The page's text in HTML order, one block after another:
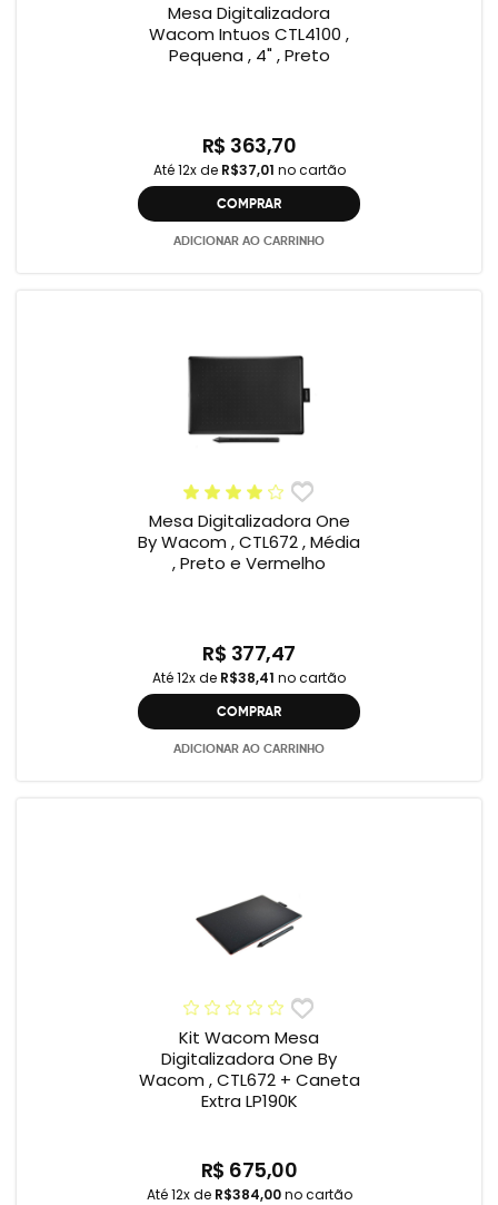
Mesa Digitalizadora
Wacom Intuos CTL4100 ,
Pequena , 4" , Preto
R$ 363,70
Até 12x de R$37,01 no cartão
COMPRAR
ADICIONAR AO CARRINHO
Mesa Digitalizadora One
By Wacom , CTL672 , Média
, Preto e Vermelho
R$ 377,47
Até 12x de R$38,41 no cartão
COMPRAR
ADICIONAR AO CARRINHO
Kit Wacom Mesa
Digitalizadora One By
Wacom , CTL672 + Caneta
Extra LP190K
R$ 675,00
Até 12x de R$384,00no cartão